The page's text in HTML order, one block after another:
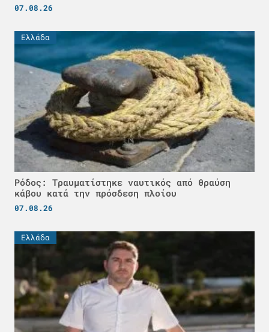
07.08.26
Ελλάδα
Ρόδος: Τραυματίστηκε ναυτικός από θραύση
κάβου κατά την πρόσδεση πλοίου
07.08.26
Ελλάδα